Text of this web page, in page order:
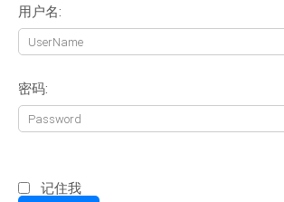
用户名:
密码:
记住我